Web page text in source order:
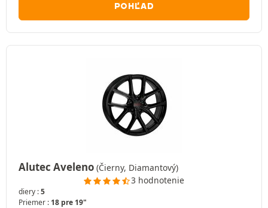
POHĽAD
Alutec Aveleno (Čierny, Diamantový)
3 hodnotenie
diery :5
Priemer : 18 pre 19"